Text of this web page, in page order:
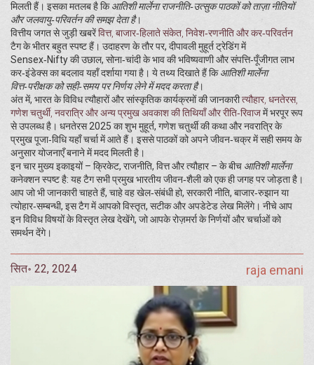
मिलती हैं। इसका मतलब है किआतिशी मार्लेना राजनीति‑उत्सुक पाठकों को ताज़ा नीतियों
और जलवायु‑परिवर्तन की समझ देता है।
वित्तीय जगत से जुड़ी खबरेंवित्त, बाजार‑हिलाते संकेत, निवेश‑रणनीति और कर‑परिवर्तन
टैग के भीतर बहुत स्पष्ट हैं। उदाहरण के तौर पर, दीपावली मुहूर्त ट्रेडिंग में
Sensex‑Nifty की उछाल, सोना‑चांदी के भाव की भविष्यवाणी और संपत्ति‑पूँजीगत लाभ
कर‑इंडेक्स का बदलाव यहाँ दर्शाया गया है। ये तथ्य दिखाते हैं किआतिशी मार्लेना
वित्त‑परीक्षक को सही‑समय पर निर्णय लेने में मदद करता है।
अंत में, भारत के विविध त्यौहारों और सांस्कृतिक कार्यक्रमों की जानकारीत्यौहार, धनतेरस,
गणेश चतुर्थी, नवरात्रि और अन्य प्रमुख अवकाश की तिथियाँ और रीति‑रिवाजमें भरपूर रूप
से उपलब्ध है। धनतेरस 2025 का शुभ मुहूर्त, गणेश चतुर्थी की कथा और नवरात्रि के
प्रमुख पूजा‑विधि यहाँ चर्चा में आते हैं। इससे पाठकों को अपने जीवन‑चक्र में सही समय के
अनुसार योजनाएँ बनाने में मदद मिलती है।
इन चार मुख्य इकाइयों – क्रिकेट, राजनीति, वित्त और त्यौहार – के बीच आतिशी मार्लेना
कनेक्शन स्पष्ट है: यह टैग सभी प्रमुख भारतीय जीवन‑शैली को एक ही जगह पर जोड़ता है।
आप जो भी जानकारी चाहते हैं, चाहे वह खेल‑संबंधी हो, सरकारी नीति, बाजार‑रुझान या
त्योहार‑सम्बन्धी, इस टैग में आपको विस्तृत, सटीक और अपडेटेड लेख मिलेंगे। नीचे आप
इन विविध विषयों के विस्तृत लेख देखेंगे, जो आपके रोज़मर्रा के निर्णयों और चर्चाओं को
समर्थन देंगे।
सित॰ 22, 2024 raja emani